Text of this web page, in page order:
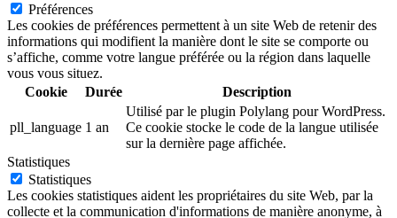
Préférences
Les cookies de préférences permettent à un site Web de retenir des
informations qui modifient la manière dont le site se comporte ou
s’affiche, comme votre langue préférée ou la région dans laquelle
vous vous situez.
Cookie
Durée Description
pll_language 1 an
Utilisé par le plugin Polylang pour WordPress.
Ce cookie stocke le code de la langue utilisée
sur la dernière page affichée.
Statistiques
Statistiques
Les cookies statistiques aident les propriétaires du site Web, par la
collecte et la communication d'informations de manière anonyme, à